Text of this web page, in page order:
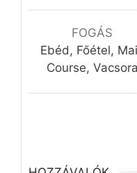
FOGÁS
Ebéd, Főétel,
Course, Vacsora